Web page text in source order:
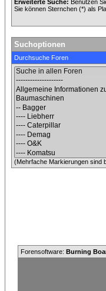
Erweiterte Suche: Benutzen
Sie können Sternchen (*) als
Suchoptionen
Durchsuche Foren
(Mehrfache Markierungen sind
Forensoftware: Burning